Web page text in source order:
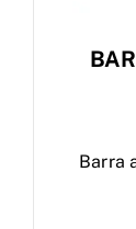
Barra